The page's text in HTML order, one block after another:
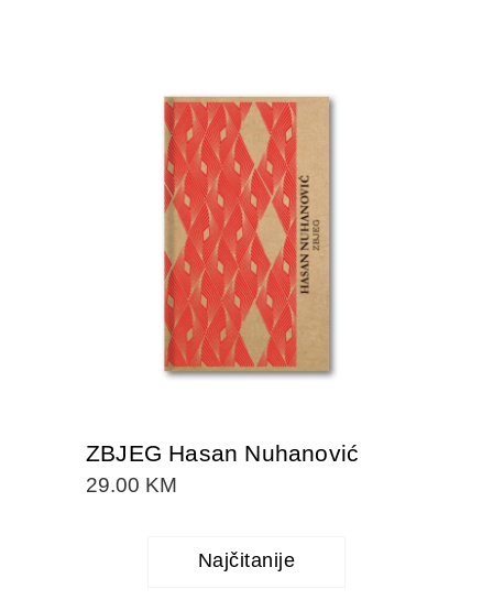
DODAJTE U KORPU
ZBJEG Hasan Nuhanović
29.00 KM
Najčitanije